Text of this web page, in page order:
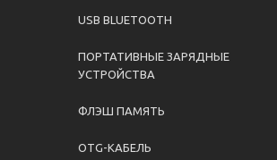
USB BLUETOOTH
ПОРТАТИВНЫЕ ЗАРЯДНЫЕ
УСТРОЙСТВА
ФЛЭШ ПАМЯТЬ
OTG-КАБЕЛЬ